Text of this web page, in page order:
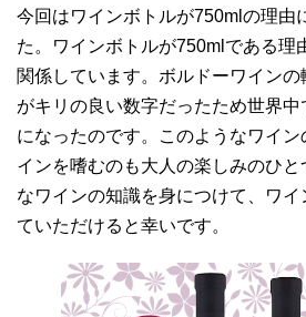
今回はワインボトルが750mlの理由
た。ワインボトルが750mlである理
関係しています。ボルドーワインの
がキリの良い数字だったため世界中
になったのです。このようなワイ
インを嗜むのも大人の楽しみのひと
なワインの知識を身につけて、ワ
ていただけると幸いです。